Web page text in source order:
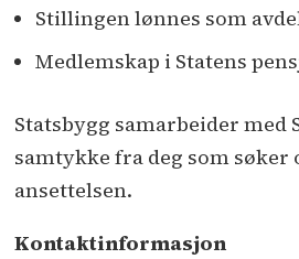
Stillingen lønnes som
Medlemskap i Statens
Statsbygg samarbeider
samtykke fra deg som
ansettelsen.
Kontaktinformasjon